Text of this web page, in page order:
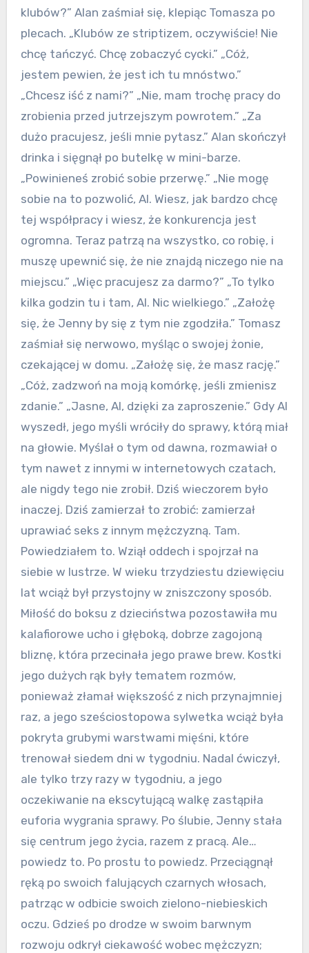
klubów?” Alan zaśmiał się, klepiąc Tomasza po
plecach. „Klubów ze striptizem, oczywiście! Nie
chcę tańczyć. Chcę zobaczyć cycki.” „Cóż,
jestem pewien, że jest ich tu mnóstwo.”
„Chcesz iść z nami?” „Nie, mam trochę pracy do
zrobienia przed jutrzejszym powrotem.” „Za
dużo pracujesz, jeśli mnie pytasz.” Alan skończył
drinka i sięgnął po butelkę w mini-barze.
„Powinieneś zrobić sobie przerwę.” „Nie mogę
sobie na to pozwolić, Al. Wiesz, jak bardzo chcę
tej współpracy i wiesz, że konkurencja jest
ogromna. Teraz patrzą na wszystko, co robię, i
muszę upewnić się, że nie znajdą niczego nie na
miejscu.” „Więc pracujesz za darmo?” „To tylko
kilka godzin tu i tam, Al. Nic wielkiego.” „Założę
się, że Jenny by się z tym nie zgodziła.” Tomasz
zaśmiał się nerwowo, myśląc o swojej żonie,
czekającej w domu. „Założę się, że masz rację.”
„Cóż, zadzwoń na moją komórkę, jeśli zmienisz
zdanie.” „Jasne, Al, dzięki za zaproszenie.” Gdy Al
wyszedł, jego myśli wróciły do sprawy, którą miał
na głowie. Myślał o tym od dawna, rozmawiał o
tym nawet z innymi w internetowych czatach,
ale nigdy tego nie zrobił. Dziś wieczorem było
inaczej. Dziś zamierzał to zrobić: zamierzał
uprawiać seks z innym mężczyzną. Tam.
Powiedziałem to. Wziął oddech i spojrzał na
siebie w lustrze. W wieku trzydziestu dziewięciu
lat wciąż był przystojny w zniszczony sposób.
Miłość do boksu z dzieciństwa pozostawiła mu
kalafiorowe ucho i głęboką, dobrze zagojoną
bliznę, która przecinała jego prawe brew. Kostki
jego dużych rąk były tematem rozmów,
ponieważ złamał większość z nich przynajmniej
raz, a jego sześciostopowa sylwetka wciąż była
pokryta grubymi warstwami mięśni, które
trenował siedem dni w tygodniu. Nadal ćwiczył,
ale tylko trzy razy w tygodniu, a jego
oczekiwanie na ekscytującą walkę zastąpiła
euforia wygrania sprawy. Po ślubie, Jenny stała
się centrum jego życia, razem z pracą. Ale…
powiedz to. Po prostu to powiedz. Przeciągnął
ręką po swoich falujących czarnych włosach,
patrząc w odbicie swoich zielono-niebieskich
oczu. Gdzieś po drodze w swoim barwnym
rozwoju odkrył ciekawość wobec mężczyzn;